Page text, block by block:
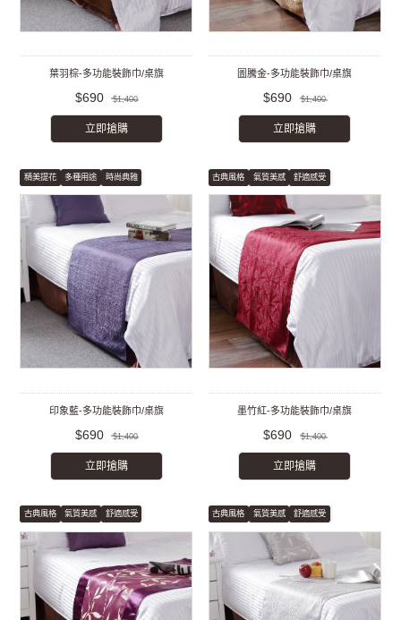
葉羽棕-多功能裝飾巾/桌旗
$690 $1,400
立即搶購
圖騰金-多功能裝飾巾/桌旗
$690 $1,400
立即搶購
精美提花 多種用途 時尚典雅
印象藍-多功能裝飾巾/桌旗
$690 $1,400
立即搶購
古典風格 氣質美感 舒適感受
墨竹紅-多功能裝飾巾/桌旗
$690 $1,400
立即搶購
古典風格 氣質美感 舒適感受 古典風格 氣質美感 舒適感受